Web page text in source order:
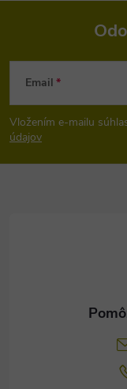
Z
á
p
Email
Vložením e-mailu
údajov